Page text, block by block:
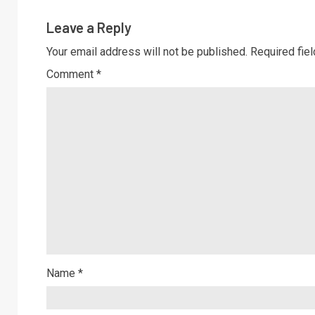
Leave a Reply
Your email address will not be published. Required
Comment *
Name *